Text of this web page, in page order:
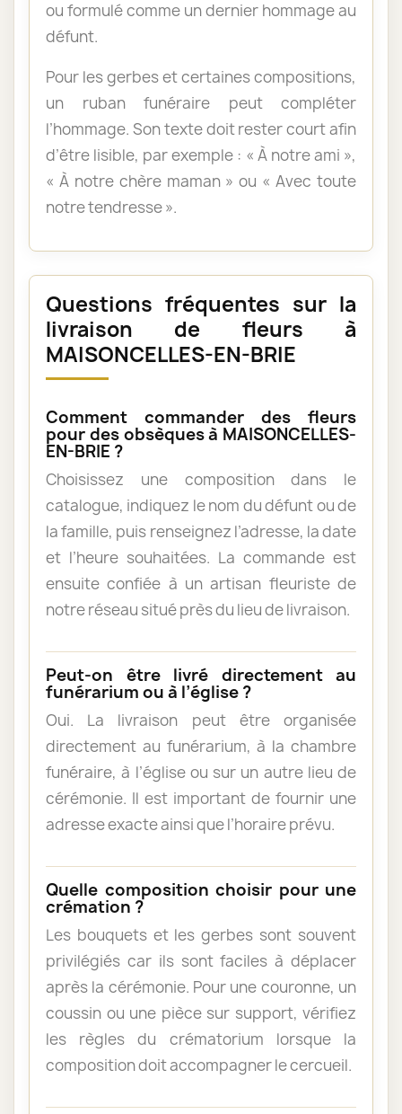
ou formulé comme un dernier hommage au
défunt.
Pour les gerbes et certaines compositions,
un ruban funéraire peut compléter
l’hommage. Son texte doit rester court afin
d’être lisible, par exemple : « À notre ami »,
« À notre chère maman » ou « Avec toute
notre tendresse ».
Questions fréquentes sur la
livraison de fleurs à
MAISONCELLES-EN-BRIE
Comment commander des fleurs
pour des obsèques à MAISONCELLES-
EN-BRIE ?
Choisissez une composition dans le
catalogue, indiquez le nom du défunt ou de
la famille, puis renseignez l’adresse, la date
et l’heure souhaitées. La commande est
ensuite confiée à un artisan fleuriste de
notre réseau situé près du lieu de livraison.
Peut-on être livré directement au
funérarium ou à l’église ?
Oui. La livraison peut être organisée
directement au funérarium, à la chambre
funéraire, à l’église ou sur un autre lieu de
cérémonie. Il est important de fournir une
adresse exacte ainsi que l’horaire prévu.
Quelle composition choisir pour une
crémation ?
Les bouquets et les gerbes sont souvent
privilégiés car ils sont faciles à déplacer
après la cérémonie. Pour une couronne, un
coussin ou une pièce sur support, vérifiez
les règles du crématorium lorsque la
composition doit accompagner le cercueil.